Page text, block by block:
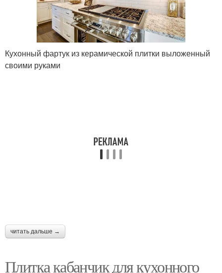
Кухонный фартук из керамической плитки выложенный
своими руками
читать дальше →
Плитка кабанчик для кухонного